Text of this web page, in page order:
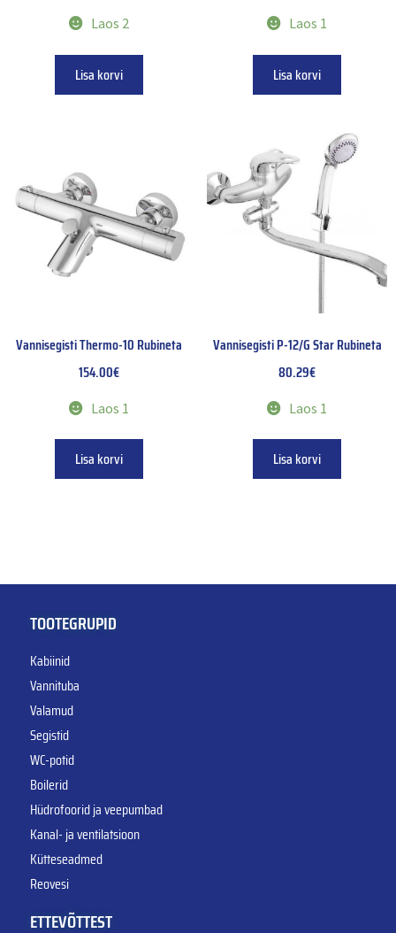
Laos 2
Lisa korvi
Laos 1
Lisa korvi
Vannisegisti Thermo-10 Rubineta
154.00€
Laos 1
Lisa korvi
Vannisegisti P-12/G Star Rubineta
80.29€
Laos 1
Lisa korvi
TOOTEGRUPID
Kabiinid
Vannituba
Valamud
Segistid
WC-potid
Boilerid
Hüdrofoorid ja veepumbad
Kanal- ja ventilatsioon
Kütteseadmed
Reovesi
ETTEVÕTTEST